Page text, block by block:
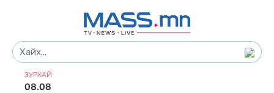
ЗУРХАЙ
08.08